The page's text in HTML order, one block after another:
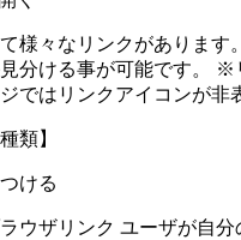
様々なリンクがあります
分ける事が可能です。 ※
ではリンクアイコンが非
類】
ウザリンク ユーザが自分